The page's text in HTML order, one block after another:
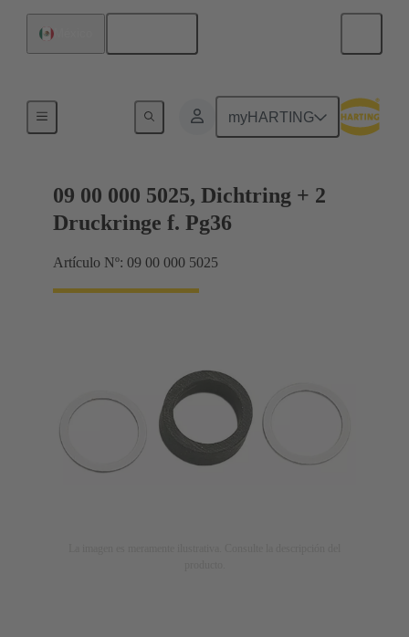
myHARTING
Conectores glándula
09 00 000 5025, Dichtring + 2
Druckringe f. Pg36
Artículo Nº: 09 00 000 5025